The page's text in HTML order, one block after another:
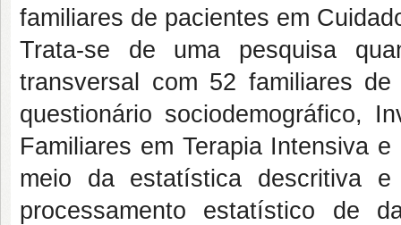
familiares de pacientes em
Trata-se de uma pesquisa
transversal com 52 familiares
questionário sociodemográfico,
Familiares em Terapia Intensiva
meio da estatística descritiva
processamento estatístico de